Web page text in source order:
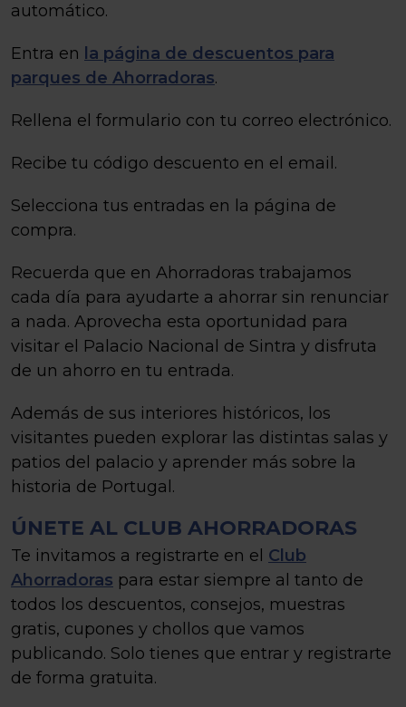
automático.
Entra en la página de descuentos para
parques de Ahorradoras.
Rellena el formulario con tu correo electrónico.
Recibe tu código descuento en el email.
Selecciona tus entradas en la página de
compra.
Recuerda que en Ahorradoras trabajamos
cada día para ayudarte a ahorrar sin renunciar
a nada. Aprovecha esta oportunidad para
visitar el Palacio Nacional de Sintra y disfruta
de un ahorro en tu entrada.
Además de sus interiores históricos, los
visitantes pueden explorar las distintas salas y
patios del palacio y aprender más sobre la
historia de Portugal.
ÚNETE AL CLUB AHORRADORAS
Te invitamos a registrarte en el Club
Ahorradoras para estar siempre al tanto de
todos los descuentos, consejos, muestras
gratis, cupones y chollos que vamos
publicando. Solo tienes que entrar y registrarte
de forma gratuita.